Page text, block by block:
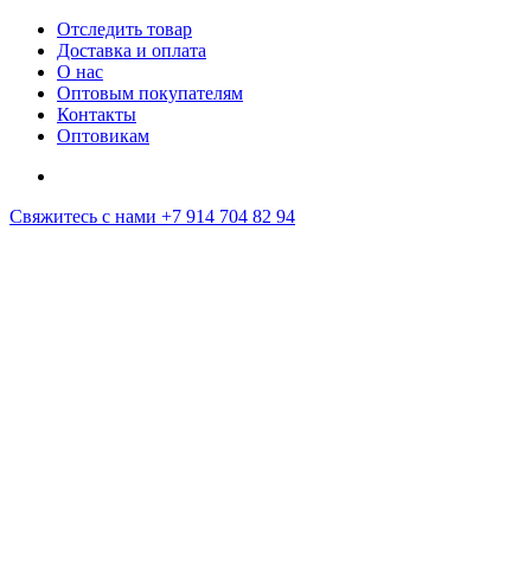
Отследить товар
Доставка и оплата
О нас
Оптовым покупателям
Контакты
Оптовикам
Свяжитесь с нами +7 914 704 82 94